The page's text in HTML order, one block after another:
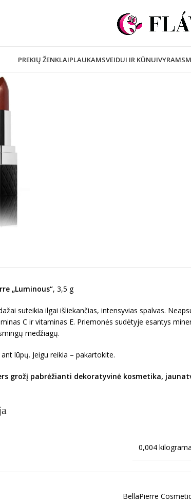
PREKIŲ ŽENKLAIPLAUKAMSVEIDUI IR KŪNUIVYRAMS
padidinti
„Luminous“, 3,5 g
suteikia ilgai išliekančias, intensyvias spalvas.
C ir vitaminas E. Priemonės sudėtyje esantys
medžiagų.
lūpų. Jeigu reikia – pakartokite.
grožį pabrėžianti dekoratyvinė kosmetika,
0,004
BellaPierre